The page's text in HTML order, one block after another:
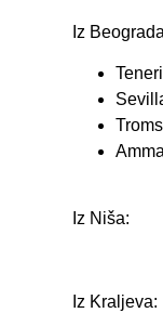
Iz
Iz Niša:
Iz Kraljeva: